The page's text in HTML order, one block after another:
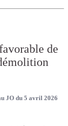
de
JO du 5 avril 2026